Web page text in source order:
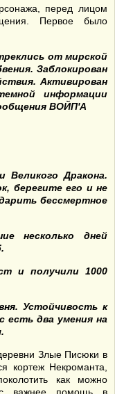
перед лицом
Первое было
от мирской
Заблокирован
Активирован
информации
ВОЙП'А
Великого Дракона.
берегите его и не
бессмертное
несколько дней
и получили 1000
Устойчивость к
есть два умения на
Злые Писюки в
кортеж Некроманта,
как можно